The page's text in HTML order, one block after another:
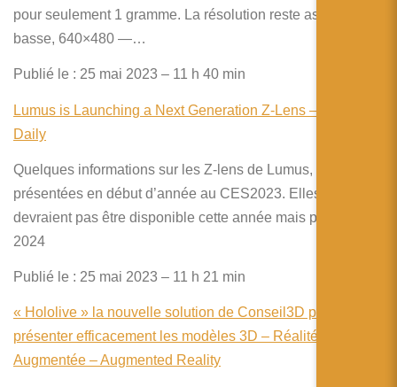
pour seulement 1 gramme. La résolution reste assez
basse, 640×480 —…
Publié le : 25 mai 2023 – 11 h 40 min
Lumus is Launching a Next Generation Z-Lens – Display
Daily
Quelques informations sur les Z-lens de Lumus,
présentées en début d’année au CES2023. Elles ne
devraient pas être disponible cette année mais plutôt en
2024
Publié le : 25 mai 2023 – 11 h 21 min
« Hololive » la nouvelle solution de Conseil3D pour
présenter efficacement les modèles 3D – Réalité
Augmentée – Augmented Reality